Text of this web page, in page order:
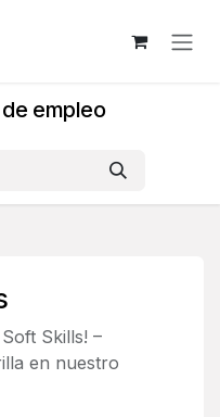
empleo
Skills! –
en nuestro